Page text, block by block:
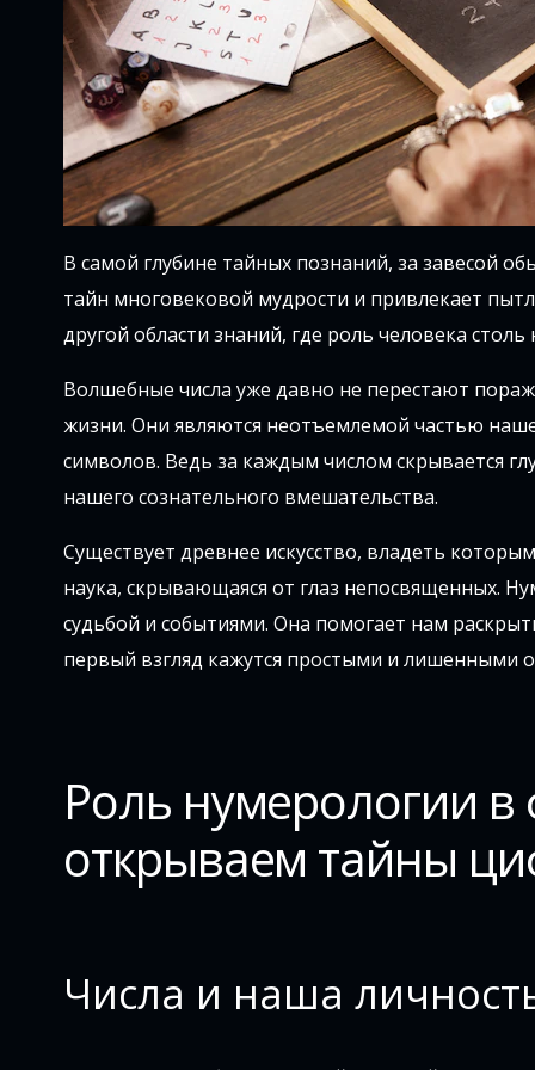
В самой глубине тайных познаний, за завесой
тайн многовековой мудрости и привлекает
другой области знаний, где роль человека
Волшебные числа уже давно не перестают
жизни. Они являются неотъемлемой частью
символов. Ведь за каждым числом скрывается
нашего сознательного вмешательства.
Существует древнее искусство, владеть
наука, скрывающаяся от глаз непосвященных.
судьбой и событиями. Она помогает нам
первый взгляд кажутся простыми и лишенными
Роль нумерологии
открываем тайны
Числа и наша